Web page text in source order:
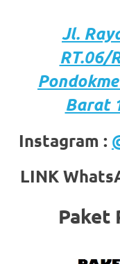
https://
imitation
https://
wonderful
gift
Jl.
RT.06/
Barat
Instagram :
LINK
Paket